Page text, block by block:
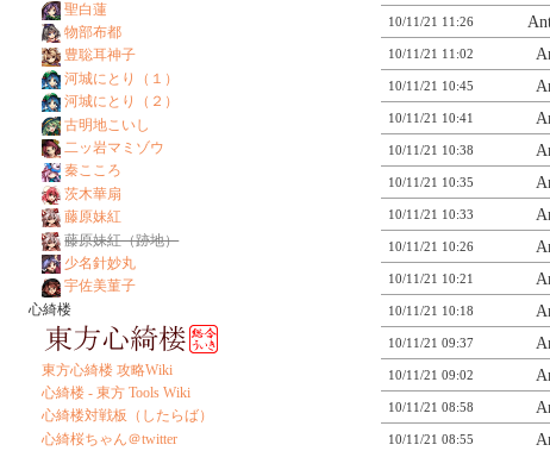
10/11/21 11:26
10/11/21 11:02
10/11/21 10:45
10/11/21 10:41
10/11/21 10:38
10/11/21 10:35
10/11/21 10:33
10/11/21 10:26
10/11/21 10:21
10/11/21 10:18
10/11/21 09:37
10/11/21 09:02
10/11/21 08:58
10/11/21 08:55
聖白蓮
物部布都
豊聡耳神子
河城にとり（１）
河城にとり（２）
古明地こいし
二ッ岩マミゾウ
秦こころ
茨木華扇
藤原妹紅
藤原妹紅（跡地）
少名針妙丸
宇佐美菫子
心綺楼
東方心綺楼 攻略Wiki
心綺楼 - 東方 Tools Wiki
心綺楼対戦板（したらば）
心綺桜ちゃん＠twitter